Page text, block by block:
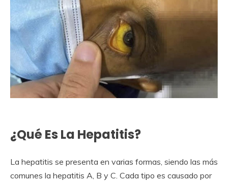
¿Qué Es La Hepatitis?
La hepatitis se presenta en varias formas, siendo las más
comunes la hepatitis A, B y C. Cada tipo es causado por